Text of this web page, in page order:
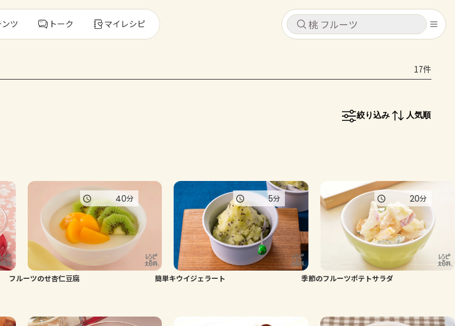
キャンセル
ログインするとレシピを保存できます
コンテンツ
レシピ
トーク
よくあるお問い合わせ
お買い物
キャンセル
レシピ コンテンツ
ツ トーク マイレシピ
17件
絞り込み 人気順
フルーツのせ杏仁豆腐
40分
簡単キウイジェラート
5分
季節のフルーツポテトサラダ
20分